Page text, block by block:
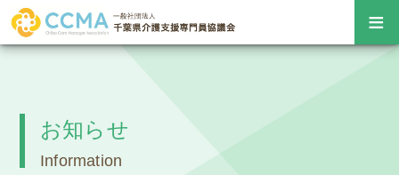
≡
お知らせ
Information